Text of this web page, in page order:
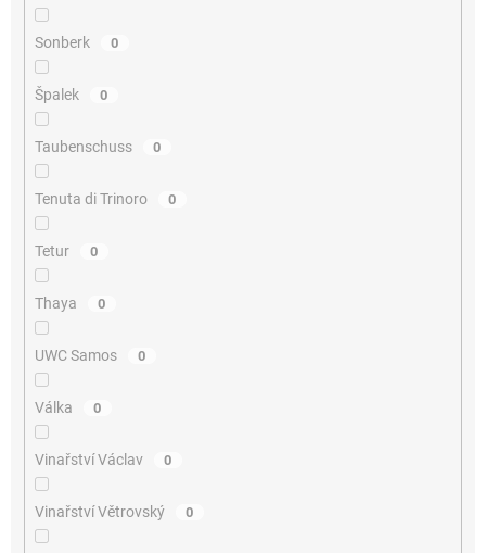
Sonberk 0
Špalek 0
Taubenschuss 0
Tenuta di Trinoro 0
Tetur 0
Thaya 0
UWC Samos 0
Válka 0
Vinařství Václav 0
Vinařství Větrovský 0